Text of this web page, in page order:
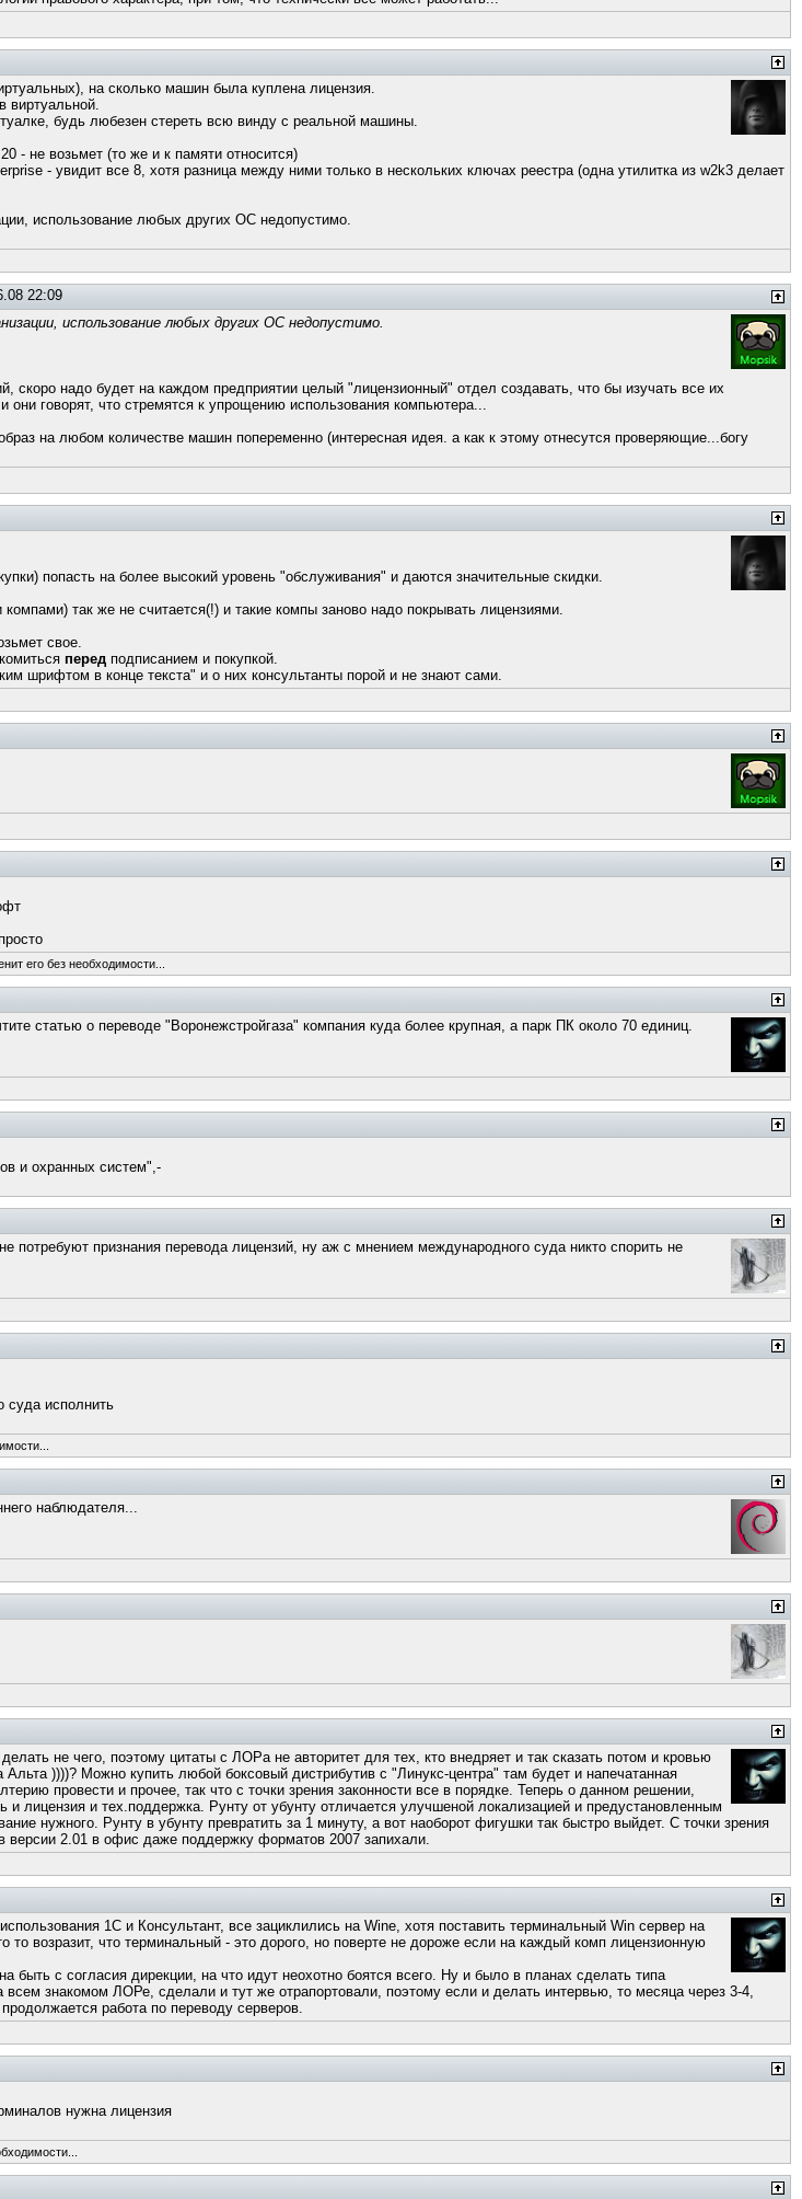
на сколько машин была куплена лицензия.
виртуальной.
будь любезен стереть всю винду с реальной машины.
- не возьмет (то же и к памяти относится)
- увидит все 8, хотя разница между ними только в нескольких ключах реестра (одна утилитка из w2k3 делает
использование любых других ОС недопустимо.
22:09
использование любых других ОС недопустимо.
надо будет на каждом предприятии целый "лицензионный" отдел создавать, что бы изучать все их
говорят, что стремятся к упрощению использования компьютера...
на любом количестве машин попеременно (интересная идея. а как к этому отнесутся проверяющие...богу
попасть на более высокий уровень "обслуживания" и даются значительные скидки.
так же не считается(!) и такие компы заново надо покрывать лицензиями.
свое.
передподписанием и покупкой.
шрифтом в конце текста" и о них консультанты порой и не знают сами.
его без необходимости...
статью о переводе "Воронежстройгаза" компания куда более крупная, а парк ПК около 70 единиц.
и охранных систем",-
потребуют признания перевода лицензий, ну аж с мнением международного суда никто спорить не
суда исполнить
наблюдателя...
не чего, поэтому цитаты с ЛОРа не авторитет для тех, кто внедряет и так сказать потом и кровью
))))? Можно купить любой боксовый дистрибутив с "Линукс-центра" там будет и напечатанная
провести и прочее, так что с точки зрения законности все в порядке. Теперь о данном решении,
лицензия и тех.поддержка. Рунту от убунту отличается улучшеной локализацией и предустановленным
нужного. Рунту в убунту превратить за 1 минуту, а вот наоборот фигушки так быстро выйдет. С точки зрения
версии 2.01 в офис даже поддержку форматов 2007 запихали.
1С и Консультант, все зациклились на Wine, хотя поставить терминальный Win сервер на
то возразит, что терминальный - это дорого, но поверте не дороже если на каждый комп лицензионную
быть с согласия дирекции, на что идут неохотно боятся всего. Ну и было в планах сделать типа
знакомом ЛОРе, сделали и тут же отрапортовали, поэтому если и делать интервью, то месяца через 3-4,
работа по переводу серверов.
нужна лицензия